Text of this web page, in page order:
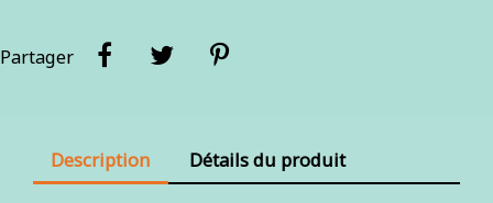
Partager
Description Détails du produit